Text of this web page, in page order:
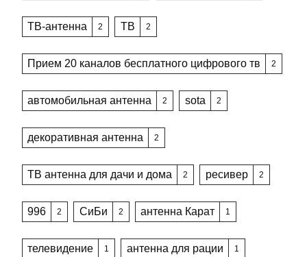
ТВ-антенна 2 ТВ 2
Прием 20 каналов бесплатного цифрового тв 2
автомобильная антенна 2 sota 2
декоративная антенна 2
ТВ антенна для дачи и дома 2 ресивер 2
996 2 СиБи 2 антенна Карат 1
телевидение 1 антенна для рации 1